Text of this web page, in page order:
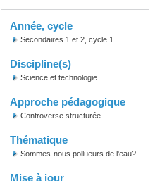
Année, cycle
Secondaires 1 et 2, cycle 1
Discipline(s)
Science et technologie
Approche pédagogique
Controverse structurée
Thématique
Sommes-nous pollueurs de l'eau?
Mise à jour